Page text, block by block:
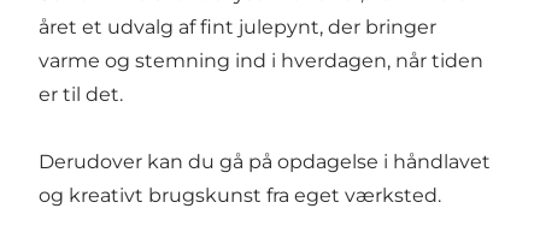
året et udvalg af fint julepynt, der bringer
varme og stemning ind i hverdagen, når tiden
er til det.
Derudover kan du gå på opdagelse i håndlavet
og kreativt brugskunst fra eget værksted.